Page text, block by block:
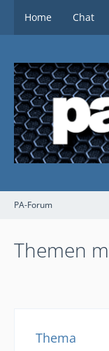
Home Chat
PA-Forum
Themen
Thema